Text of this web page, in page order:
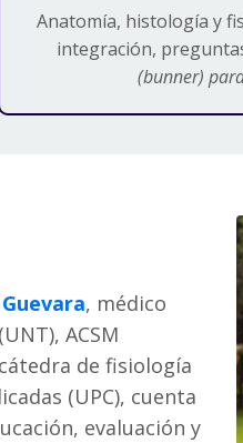
Anatomía, histología y
integración,
(bunner)
, médico
ACSM
de fisiología
(UPC), cuenta
evaluación y